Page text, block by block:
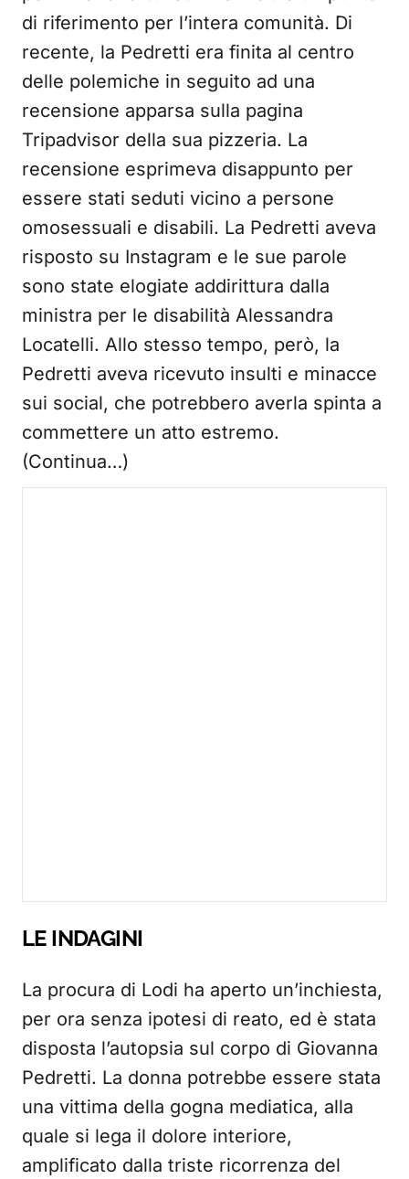
di riferimento per l’intera comunità. Di
recente, la Pedretti era finita al centro
delle polemiche in seguito ad una
recensione apparsa sulla pagina
Tripadvisor della sua pizzeria. La
recensione esprimeva disappunto per
essere stati seduti vicino a persone
omosessuali e disabili. La Pedretti aveva
risposto su Instagram e le sue parole
sono state elogiate addirittura dalla
ministra per le disabilità Alessandra
Locatelli. Allo stesso tempo, però, la
Pedretti aveva ricevuto insulti e minacce
sui social, che potrebbero averla spinta a
commettere un atto estremo.
(Continua…)
LE INDAGINI
La procura di Lodi ha aperto un’inchiesta,
per ora senza ipotesi di reato, ed è stata
disposta l’autopsia sul corpo di Giovanna
Pedretti. La donna potrebbe essere stata
una vittima della gogna mediatica, alla
quale si lega il dolore interiore,
amplificato dalla triste ricorrenza del